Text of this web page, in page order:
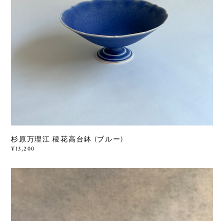
杉原万理江 稜花高台鉢 (ブルー)
¥13,200